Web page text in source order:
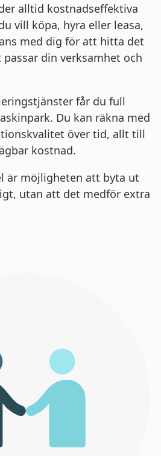
alltid kostnadseffektiva
vill köpa, hyra eller leasa,
med dig för att hitta det
din verksamhet och
får du full
Du kan räkna med
över tid, allt till
kostnad.
är möjligheten att byta ut
utan att det medför extra